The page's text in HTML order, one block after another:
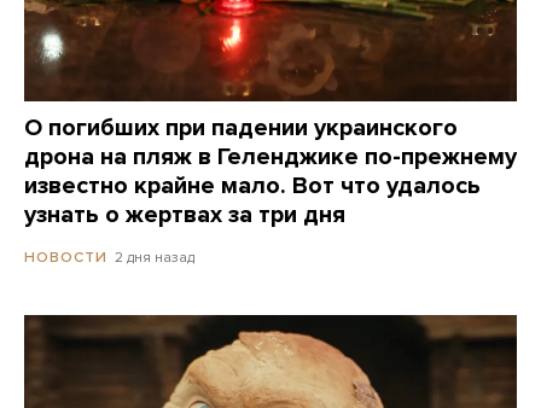
О погибших при падении украинского
дрона на пляж в Геленджике по-прежнему
известно крайне мало. Вот что удалось
узнать о жертвах за три дня
НОВОСТИ 2 дня назад